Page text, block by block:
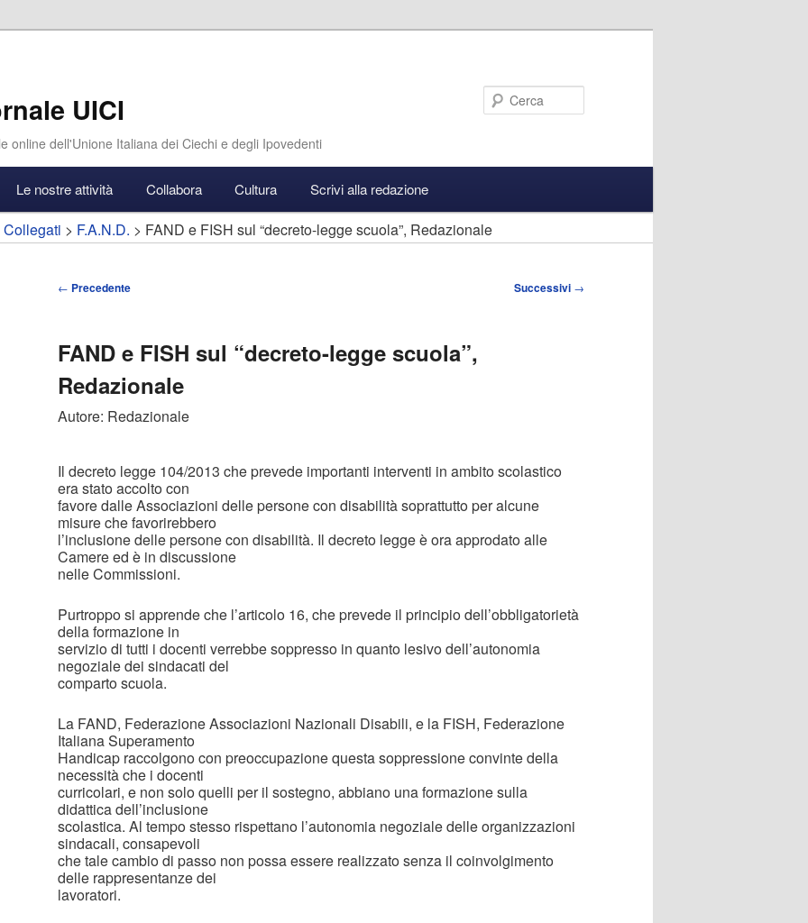
UICI
online dell'Unione Italiana dei Ciechi e degli Ipovedenti
Le nostre attività Collabora Cultura Scrivi alla redazione
Collegati > F.A.N.D. > FAND e FISH sul “decreto-legge scuola”, Redazionale
Navigazione
← Precedente Successivi →
FAND e FISH sul “decreto-legge scuola”,
Redazionale
Autore: Redazionale
Il decreto legge 104/2013 che prevede importanti interventi in ambito scolastico
era stato accolto con
favore dalle Associazioni delle persone con disabilità soprattutto per alcune
misure che favorirebbero
l’inclusione delle persone con disabilità. Il decreto legge è ora approdato alle
Camere ed è in discussione
nelle Commissioni.
Purtroppo si apprende che l’articolo 16, che prevede il principio dell’obbligatorietà
della formazione in
servizio di tutti i docenti verrebbe soppresso in quanto lesivo dell’autonomia
negoziale dei sindacati del
comparto scuola.
La FAND, Federazione Associazioni Nazionali Disabili, e la FISH, Federazione
Italiana Superamento
Handicap raccolgono con preoccupazione questa soppressione convinte della
necessità che i docenti
curricolari, e non solo quelli per il sostegno, abbiano una formazione sulla
didattica dell’inclusione
scolastica. Al tempo stesso rispettano l’autonomia negoziale delle organizzazioni
sindacali, consapevoli
che tale cambio di passo non possa essere realizzato senza il coinvolgimento
delle rappresentanze dei
lavoratori.